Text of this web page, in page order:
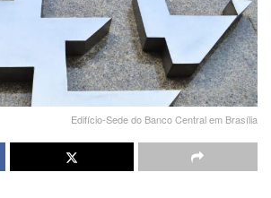
Edifício-Sede do Banco Central em Brasília